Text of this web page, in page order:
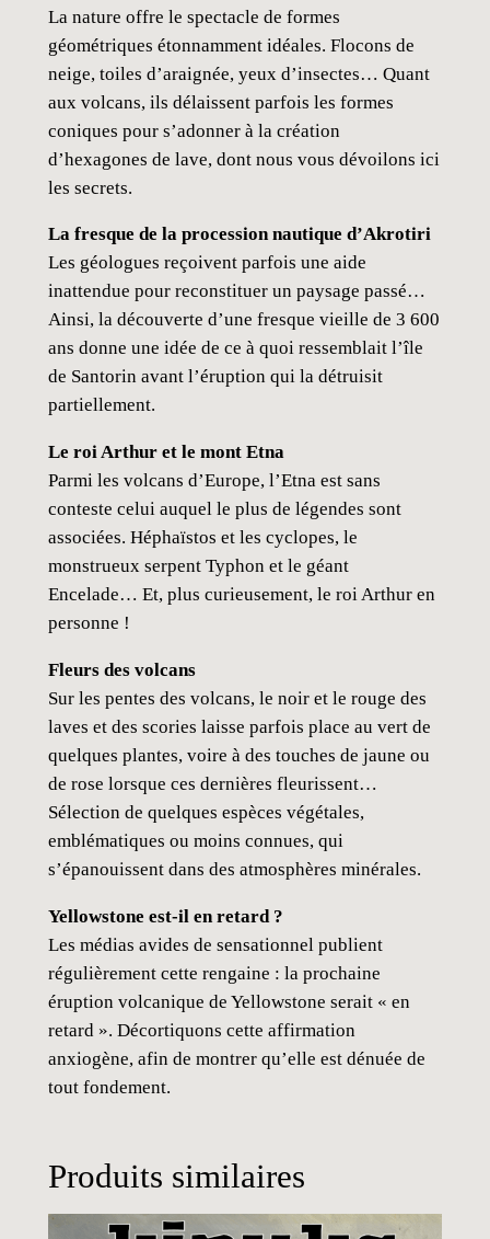
La nature offre le spectacle de formes
géométriques étonnamment idéales. Flocons de
neige, toiles d’araignée, yeux d’insectes… Quant
aux volcans, ils délaissent parfois les formes
coniques pour s’adonner à la création
d’hexagones de lave, dont nous vous dévoilons ici
les secrets.
La fresque de la procession nautique d’Akrotiri
Les géologues reçoivent parfois une aide
inattendue pour reconstituer un paysage passé…
Ainsi, la découverte d’une fresque vieille de 3 600
ans donne une idée de ce à quoi ressemblait l’île
de Santorin avant l’éruption qui la détruisit
partiellement.
Le roi Arthur et le mont Etna
Parmi les volcans d’Europe, l’Etna est sans
conteste celui auquel le plus de légendes sont
associées. Héphaïstos et les cyclopes, le
monstrueux serpent Typhon et le géant
Encelade… Et, plus curieusement, le roi Arthur en
personne !
Fleurs des volcans
Sur les pentes des volcans, le noir et le rouge des
laves et des scories laisse parfois place au vert de
quelques plantes, voire à des touches de jaune ou
de rose lorsque ces dernières fleurissent…
Sélection de quelques espèces végétales,
emblématiques ou moins connues, qui
s’épanouissent dans des atmosphères minérales.
Yellowstone est-il en retard ?
Les médias avides de sensationnel publient
régulièrement cette rengaine : la prochaine
éruption volcanique de Yellowstone serait « en
retard ». Décortiquons cette affirmation
anxiogène, afin de montrer qu’elle est dénuée de
tout fondement.
Produits similaires